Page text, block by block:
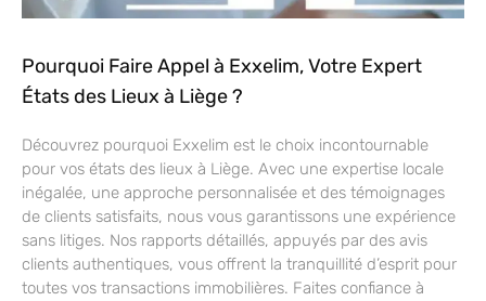
Pourquoi Faire Appel à Exxelim, Votre Expert
États des Lieux à Liège ?
Découvrez pourquoi Exxelim est le choix incontournable
pour vos états des lieux à Liège. Avec une expertise locale
inégalée, une approche personnalisée et des témoignages
de clients satisfaits, nous vous garantissons une expérience
sans litiges. Nos rapports détaillés, appuyés par des avis
clients authentiques, vous offrent la tranquillité d’esprit pour
toutes vos transactions immobilières. Faites confiance à